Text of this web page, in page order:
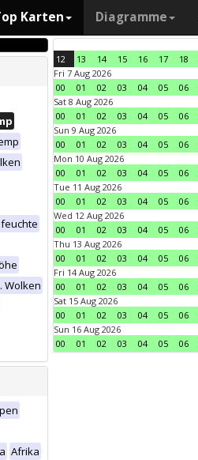
Karten Diagramme
Wolken
Afrika
12 13 14 15 16 17 18
Fri 7 Aug 2026
00
01 02 03 04 05 06
Sat 8 Aug 2026
00
01 02 03 04 05 06
Sun 9 Aug 2026
00
01 02 03 04 05 06
Mon 10 Aug 2026
00
01 02 03 04 05 06
Tue 11 Aug 2026
00
01 02 03 04 05 06
Wed 12 Aug 2026
00
01 02 03 04 05 06
Thu 13 Aug 2026
00
01 02 03 04 05 06
Fri 14 Aug 2026
00
01 02 03 04 05 06
Sat 15 Aug 2026
00
01 02 03 04 05 06
Sun 16 Aug 2026
00
01 02 03 04 05 06